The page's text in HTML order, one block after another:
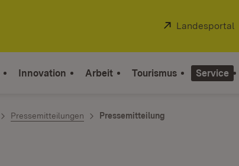
Extern:
Landesportal
Innovation Arbeit Tourismus Service
Pressemitteilungen Pressemitteilung